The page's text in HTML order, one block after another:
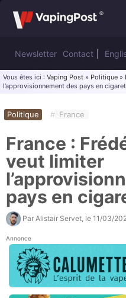
Newsletter Contact
Vous êtes ici : Vaping Post » Politique »
l’approvisionnement des pays en
Politique # France
France :
veut limiter
pays en
Par Alistair Servet , le 11/03/
Annonce